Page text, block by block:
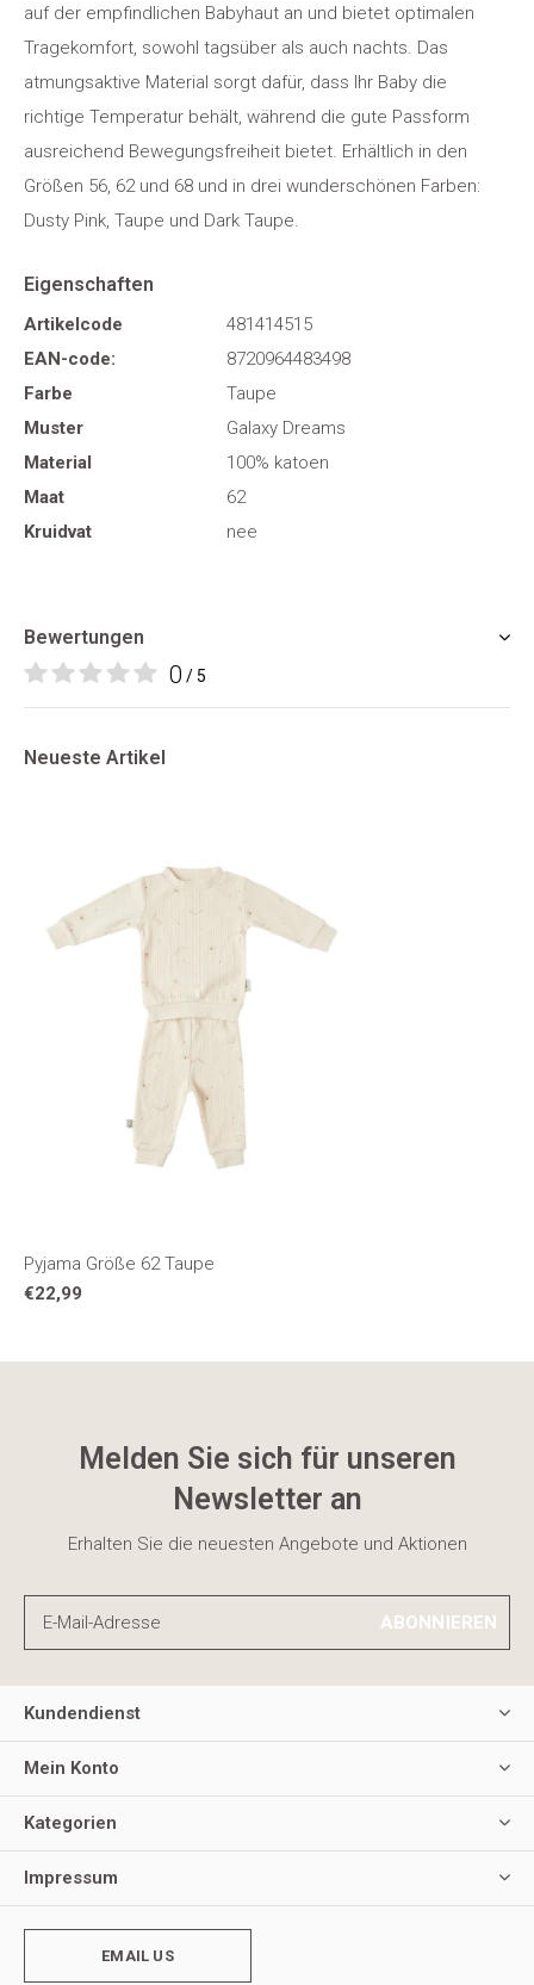
auf der empfindlichen Babyhaut an und bietet optimalen
Tragekomfort, sowohl tagsüber als auch nachts. Das
atmungsaktive Material sorgt dafür, dass Ihr Baby die
richtige Temperatur behält, während die gute Passform
ausreichend Bewegungsfreiheit bietet. Erhältlich in den
Größen 56, 62 und 68 und in drei wunderschönen Farben:
Dusty Pink, Taupe und Dark Taupe.
Eigenschaften
Artikelcode
481414515
EAN-code:
8720964483498
Farbe
Taupe
Muster
Galaxy Dreams
Material
100% katoen
Maat
62
Kruidvat
nee
Bewertungen
0 / 5
Neueste Artikel
Pyjama Größe 62 Taupe
€22,99
Melden Sie sich für unseren
Newsletter an
Erhalten Sie die neuesten Angebote und Aktionen
ABONNIEREN
Kundendienst
Mein Konto
Kategorien
Impressum
EMAIL US